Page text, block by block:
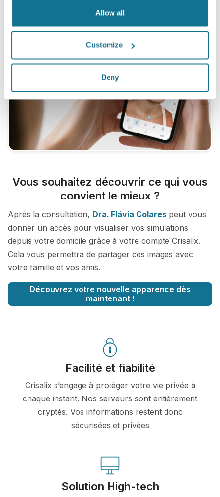
Allow all
Customize
Deny
Vous souhaitez découvrir ce qui vous
convient le mieux ?
Après la consultation, Dra. Flávia Colares peut vous
donner un accès pour visualiser vos simulations
depuis votre domicile grâce à votre compte Crisalix.
Cela vous permettra de partager ces images avec
votre famille et vos amis.
Découvrez votre nouvelle apparence dès
maintenant !
Facilité et fiabilité
Crisalix s’engage à protéger votre vie privée à
chaque instant. Nos serveurs sont entièrement
cryptés. Vos informations restent donc
sécurisées et privées
Solution High-tech